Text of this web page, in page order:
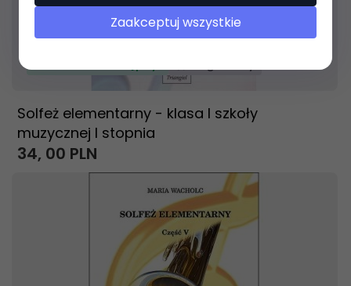
Solfeż elementarny - klasa I szkoły
muzycznej I stopnia
34, 00 PLN
Zaakceptuj wszystkie